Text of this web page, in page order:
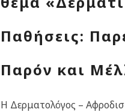
Παθήσεις:
Παρόν και
Η Δερματολόγος –